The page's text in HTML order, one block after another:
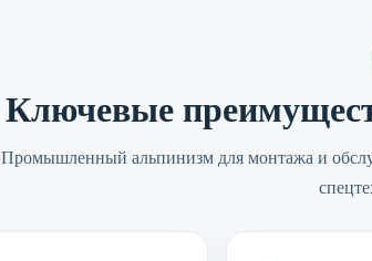
Ключевые
Промышленный альпинизм для монтажа и